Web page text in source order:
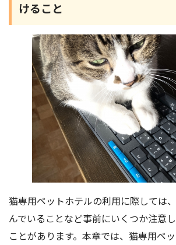
けること
猫専用ペットホテルの利用に際しては
んでいることなど事前にいくつか注意
ことがあります。本章では、猫専用ペ